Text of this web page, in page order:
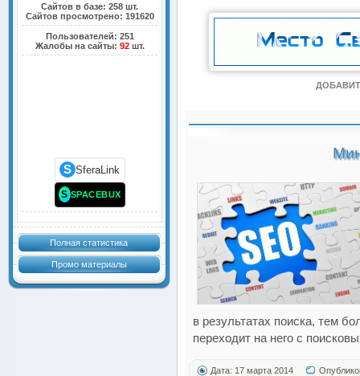
Сайтов в базе: 258 шт.
Сайтов просмотрено: 191620
Пользователей: 251
Жалобы на сайты: 92шт.
S SferaLink
S SPACEBUX
Полная статистика
Промо материалы
в результатах поиска, тем
переходит на него с
Дата: 17 марта 2014